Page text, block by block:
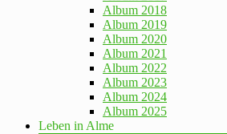
Album 2018
Album 2019
Album 2020
Album 2021
Album 2022
Album 2023
Album 2024
Album 2025
Leben in Alme